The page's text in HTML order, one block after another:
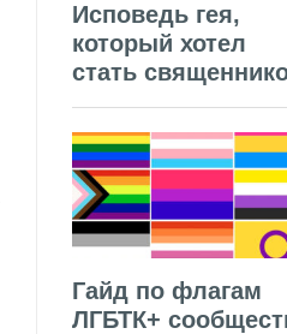
Исповедь гея,
который хотел
стать
Гайд по флагам
ЛГБТК+